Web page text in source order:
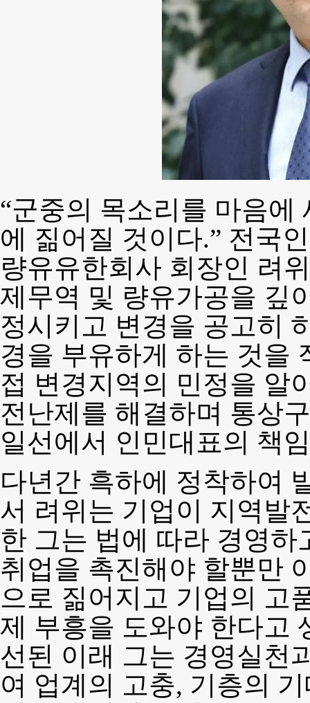
“군중의 목소리를 마음에
에 짊어질 것이다.” 전국
량유유한회사 회장인 려
제무역 및 량유가공을 깊
정시키고 변경을 공고히
경을 부유하게 하는 것을
접 변경지역의 민정을 알
전난제를 해결하며 통상
일선에서 인민대표의 책
다년간 흑하에 정착하여
서 려위는 기업이 지역발
한 그는 법에 따라 경영
취업을 촉진해야 할뿐만
으로 짊어지고 기업의 고
제 부흥을 도와야 한다고
선된 이래 그는 경영실천
여 업계의 고충, 기층의